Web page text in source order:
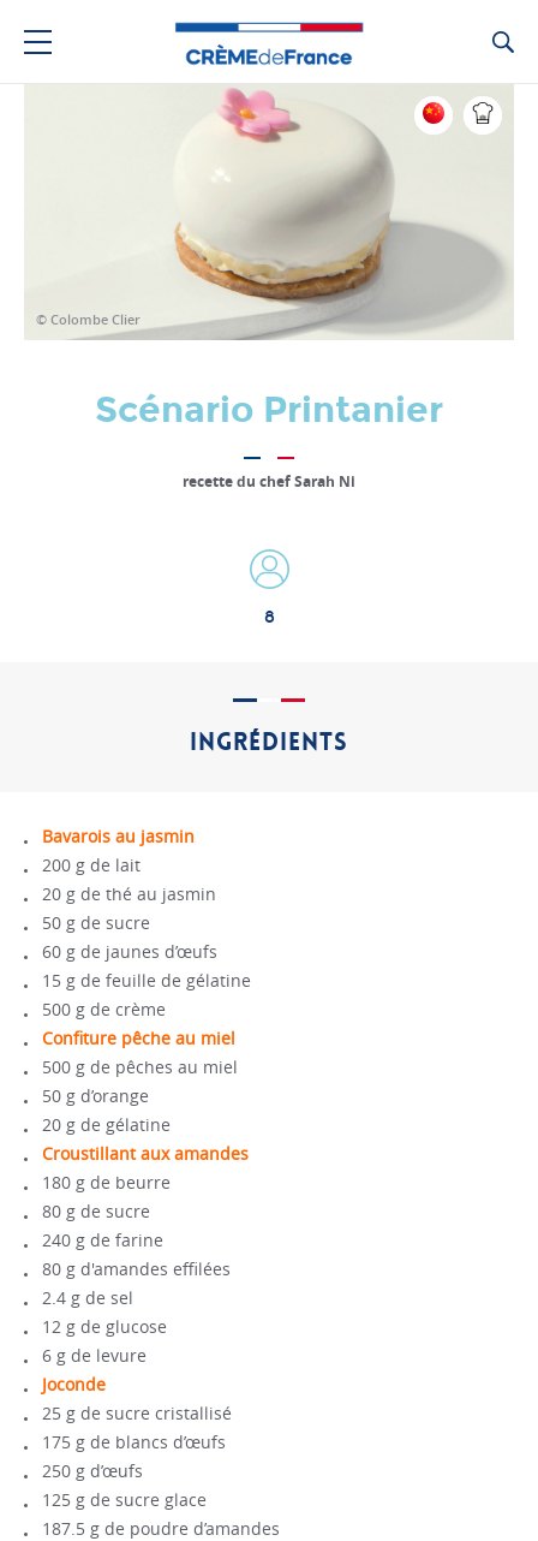
© Colombe Clier
Scénario Printanier
recette du chef Sarah Ni
8
INGRÉDIENTS
Bavarois au jasmin
200 g de lait
20 g de thé au jasmin
50 g de sucre
60 g de jaunes d’œufs
15 g de feuille de gélatine
500 g de crème
Confiture pêche au miel
500 g de pêches au miel
50 g d’orange
20 g de gélatine
Croustillant aux amandes
180 g de beurre
80 g de sucre
240 g de farine
80 g d'amandes effilées
2.4 g de sel
12 g de glucose
6 g de levure
Joconde
25 g de sucre cristallisé
175 g de blancs d’œufs
250 g d’œufs
125 g de sucre glace
187.5 g de poudre d’amandes